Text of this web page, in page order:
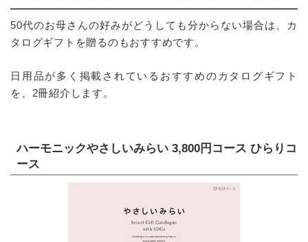
50代のお母さんの好みがどうしても分からない場合は、カ
タログギフトを贈るのもおすすめです。
日用品が多く掲載されているおすすめのカタログギフト
を、2冊紹介します。
ハーモニックやさしいみらい 3,800円コース ひらりコ
ース